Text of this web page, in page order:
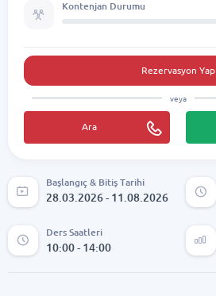
Başlangıç & Bitiş Tarihi
28.03.2026 - 11.08.2026
Ders Saatleri
10:00 - 14:00
Kontenjan Durumu
Rezervasyon Yap
veya
Ara